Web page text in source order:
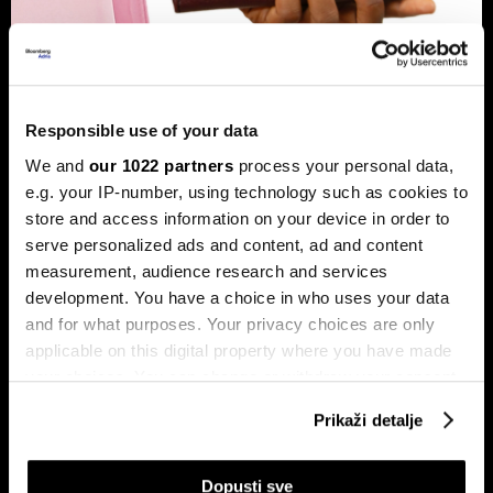
Responsible use of your data
We and our 1022 partners process your personal data,
e.g. your IP-number, using technology such as cookies to
store and access information on your device in order to
serve personalized ads and content, ad and content
measurement, audience research and services
development. You have a choice in who uses your data
and for what purposes. Your privacy choices are only
applicable on this digital property where you have made
your choices. You can change or withdraw your consent
If you allow, we would also like to:
Prikaži detalje
Dopusti sve
Banke traže veći limit za potrošačke
Banke u Bosni i Hercegovini (BiH) traže povećanje limita za
50.000 KM, tvrdeći da taj prag više ne odgovara rastu
plata i životnih troškova.
BiH ulazi u eru instant plaćanja:
Transferi do 5.000 KM za svega